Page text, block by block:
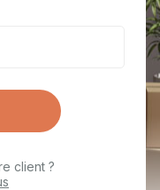
client ?